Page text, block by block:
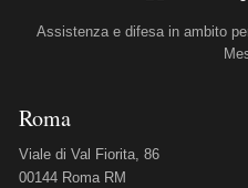
Assistenza e difesa in ambito
Roma
Viale di Val Fiorita, 86
00144 Roma RM